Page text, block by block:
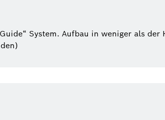
System. Aufbau in weniger als der